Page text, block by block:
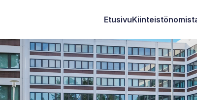
Etusivu